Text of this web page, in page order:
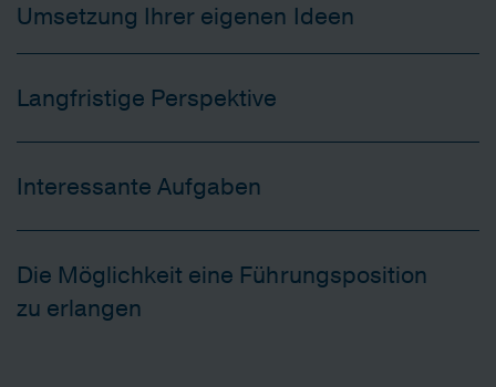
Umsetzung Ihrer eigenen Ideen
Langfristige Perspektive
Interessante Aufgaben
Die Möglichkeit eine Führungsposition
zu erlangen